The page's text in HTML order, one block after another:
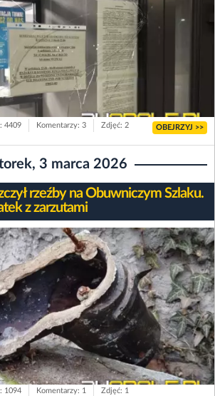
4409 Komentarzy: 3 Zdjęć: 2 OBEJRZYJ >>
3 marca 2026
rzeźby na Obuwniczym Szlaku.
z zarzutami
1094 Komentarzy: 1 Zdjęć: 1